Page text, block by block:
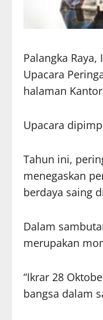
Palangka
Upacara
halaman
Upacara
Tahun ini,
menegaskan
berdaya saing
Dalam
merupakan
“Ikrar 28
bangsa dalam